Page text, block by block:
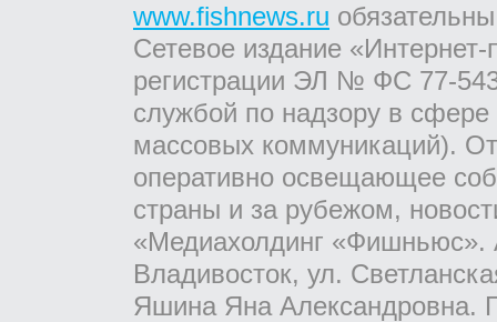
www.fishnews.ru
Сетевое издание
регистрации ЭЛ № ФС 77-
службой по надзору в
массовых коммуникаций).
оперативно освещающее
страны и за рубежом,
«Медиахолдинг «Фишньюс».
Владивосток, ул.
Яшина Яна Александровна.